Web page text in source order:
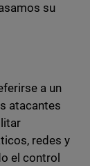
su
a un
atacantes
redes y
el control